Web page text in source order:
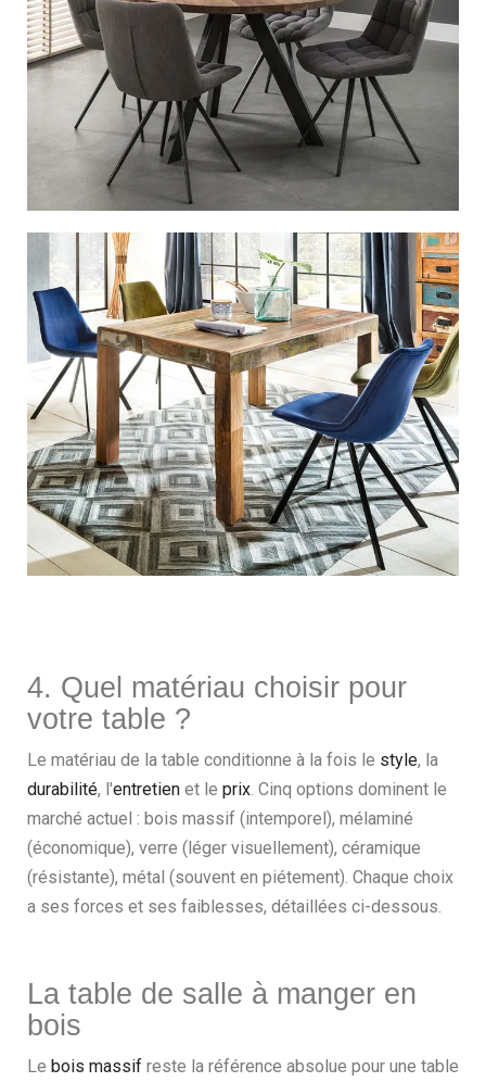
4. Quel matériau choisir pour
votre table ?
Le matériau de la table conditionne à la fois le style, la
durabilité, l'entretien et le prix . Cinq options dominent le
marché actuel : bois massif (intemporel), mélaminé
(économique), verre (léger visuellement), céramique
(résistante), métal (souvent en piétement). Chaque choix
a ses forces et ses faiblesses, détaillées ci-dessous.
La table de salle à manger en
bois
Le bois massif reste la référence absolue pour une table